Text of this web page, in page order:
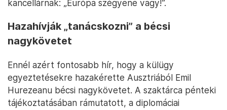
kancellárnak: „Európa szégyene vagy!”.
Hazahívják „tanácskozni” a bécsi
nagykövetet
Ennél azért fontosabb hír, hogy a külügy
egyeztetésekre hazakérette Ausztriából Emil
Hurezeanu bécsi nagykövetet. A szaktárca pénteki
tájékoztatásában rámutatott, a diplomáciai